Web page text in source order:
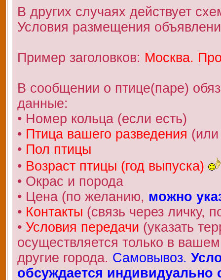
В других случаях действует
Условия размещения
Пример заголовков: Москва.
В сообщении о птице(паре)
данные:
• Номер кольца (если есть)
• Птица вашего разведения
• Пол птицы
• Возраст птицы (год выпуска)
• Окрас и порода
• Цена (по желанию, можно
• Контакты (связь через личку,
• Условия передачи (указать
осуществляется только в
другие города. Самовывоз.
обсуждается индивидуально